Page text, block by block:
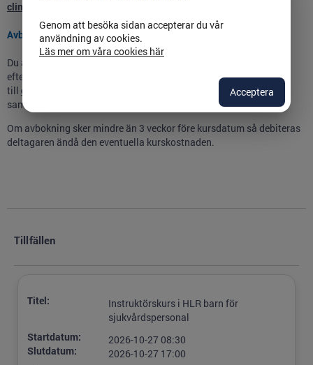
clinicum@regionostergotland.se
Avbokning
Du avbokar dig själv i Kompetensportalen, men om du vill avboka
efter sista anmälningsdag, skicka ett e-postmeddelande
till clinicum@regionostergotland.se
och ange kursnamn, datum
samt ditt namn.
Om avbokning sker mindre än 3 veckor före kursdatum så debiteras
deltagaren ändå den eventuella kurskostnaden.
Tillfällen
Titel:
Instruktörskurs i HLR barn för
sjukvårdspersonal
Startdatum:
Slutdatum:
2026-10-27 08:30
2026-10-27 17:00
Genom att besöka sidan accepterar du vår
användning av cookies.
Läs mer om våra cookies här
Acceptera